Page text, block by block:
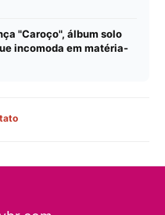
"Caroço", álbum solo
incomoda em matéria-